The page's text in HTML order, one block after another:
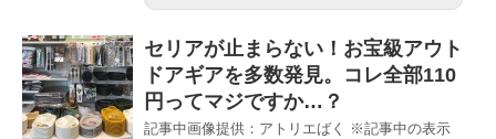
セリアが止まらない！お宝級アウト
ドアギアを多数発見。コレ全部110
円ってマジですか…？
記事中画像提供：アトリエばく ※記事中の表示